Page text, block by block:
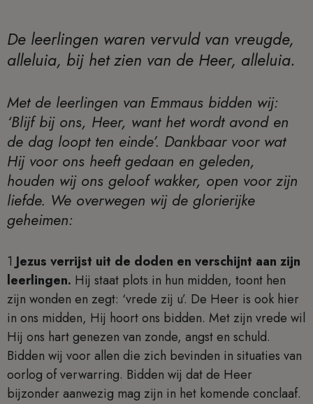
De leerlingen waren vervuld van vreugde,
alleluia, bij het zien van de Heer, alleluia.
Met de leerlingen van Emmaus bidden wij:
‘Blijf bij ons, Heer, want het wordt avond en
de dag loopt ten einde’. Dankbaar voor wat
Hij voor ons heeft gedaan en geleden,
houden wij ons geloof wakker, open voor zijn
liefde. We overwegen wij de glorierijke
geheimen:
1Jezus verrijst uit de doden en verschijnt aan zijn
leerlingen. Hij staat plots in hun midden, toont hen
zijn wonden en zegt: ‘vrede zij u’. De Heer is ook hier
in ons midden, Hij hoort ons bidden. Met zijn vrede wil
Hij ons hart genezen van zonde, angst en schuld.
Bidden wij voor allen die zich bevinden in situaties van
oorlog of verwarring. Bidden wij dat de Heer
bijzonder aanwezig mag zijn in het komende conclaaf.